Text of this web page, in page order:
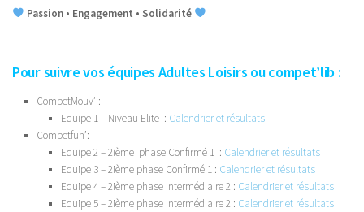
Passion • Engagement • Solidarité
Pour suivre vos équipes Adultes Loisirs ou compet’lib :
CompetMouv’ :
Equipe 1 – Niveau Elite : Calendrier et résultats
Competfun’:
Equipe 2 – 2ième phase Confirmé 1 : Calendrier et résultats
Equipe 3 – 2ième phase Confirmé 1 : Calendrier et résultats
Equipe 4 – 2ième phase intermédiaire 2 : Calendrier et résultats
Equipe 5 – 2ième phase intermédiaire 2 : Calendrier et résultats